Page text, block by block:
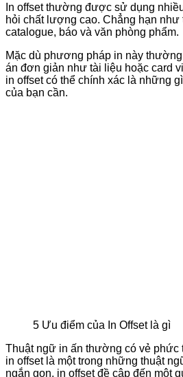
In offset thường được sử dụng
hỏi chất lượng cao. Chẳng hạn như
catalogue, báo và văn phòng phẩm.
Mặc dù phương pháp in này
án đơn giản như tài liệu hoặc card
in offset có thể chính xác là những
của bạn cần.
5 Ưu điểm của In Offset là gì
Thuật ngữ in ấn thường có vẻ phức
in offset là một trong những thuật
ngắn gọn, in offset đề cập đến một